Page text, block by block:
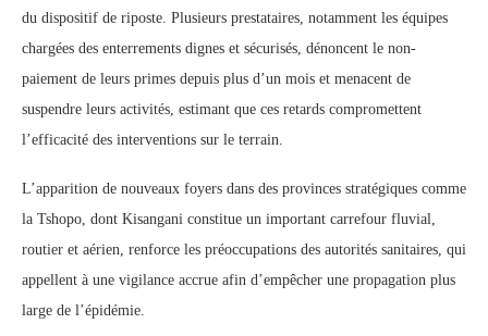
du dispositif de riposte. Plusieurs prestataires, notamment les équipes
chargées des enterrements dignes et sécurisés, dénoncent le non-
paiement de leurs primes depuis plus d’un mois et menacent de
suspendre leurs activités, estimant que ces retards compromettent
l’efficacité des interventions sur le terrain.
L’apparition de nouveaux foyers dans des provinces stratégiques comme
la Tshopo, dont Kisangani constitue un important carrefour fluvial,
routier et aérien, renforce les préoccupations des autorités sanitaires, qui
appellent à une vigilance accrue afin d’empêcher une propagation plus
large de l’épidémie.